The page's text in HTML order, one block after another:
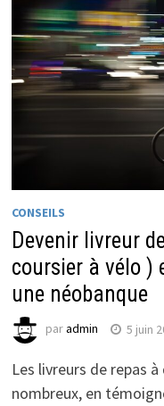
CONSEILS
Devenir livreur
coursier à vélo )
une néobanque
paradmin 5 juin
Les livreurs de repas
nombreux, en